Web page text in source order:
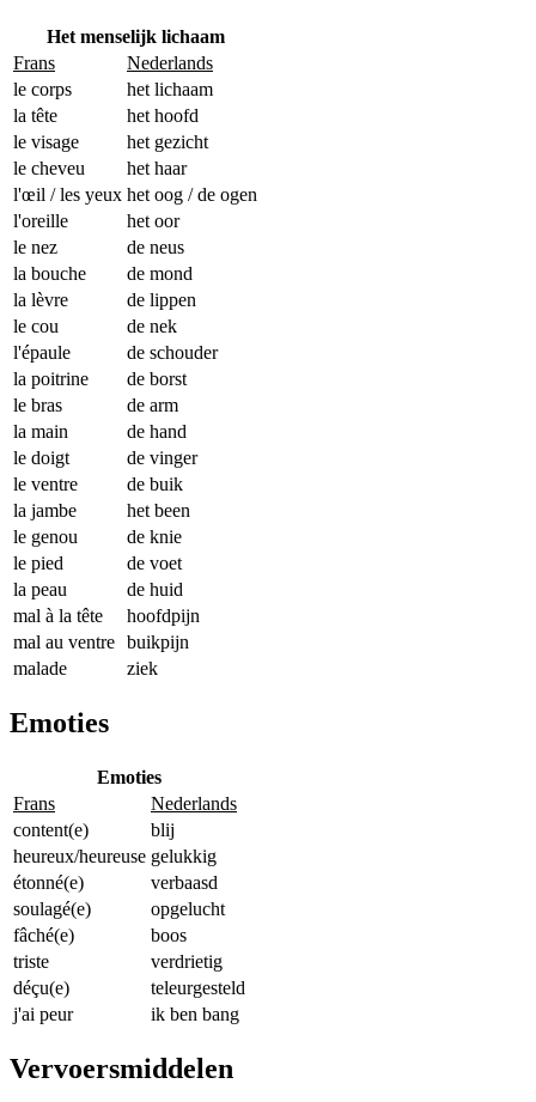
Het menselijk lichaam
Frans
Nederlands
le corps
het lichaam
la tête
het hoofd
le visage
het gezicht
le cheveu
het haar
l'œil / les yeux het oog / de ogen
l'oreille
het oor
le nez
de neus
la bouche
de mond
la lèvre
de lippen
le cou
de nek
l'épaule
de schouder
la poitrine
de borst
le bras
de arm
la main
de hand
le doigt
de vinger
le ventre
de buik
la jambe
het been
le genou
de knie
le pied
de voet
la peau
de huid
mal à la tête
hoofdpijn
mal au ventre buikpijn
malade
ziek
Emoties
Emoties
Frans
Nederlands
content(e)
blij
heureux/heureuse gelukkig
étonné(e)
verbaasd
soulagé(e)
opgelucht
fâché(e)
boos
triste
verdrietig
déçu(e)
teleurgesteld
j'ai peur
ik ben bang
Vervoersmiddelen